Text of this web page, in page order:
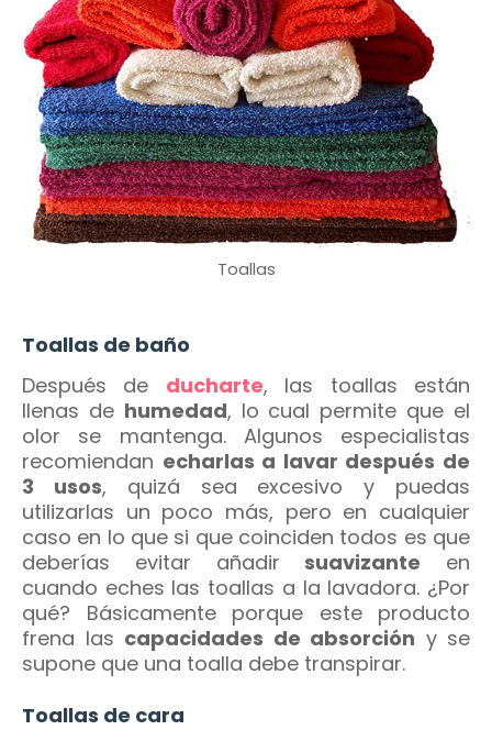
Toallas
Toallas de baño
Después de ducharte, las toallas están
llenas de humedad, lo cual permite que el
olor se mantenga. Algunos especialistas
recomiendan echarlas a lavar después de
3 usos, quizá sea excesivo y puedas
utilizarlas un poco más, pero en cualquier
caso en lo que si que coinciden todos es que
deberías evitar añadirsuavizante en
cuando eches las toallas a la lavadora. ¿Por
qué? Básicamente porque este producto
frena las capacidades de absorción y se
supone que una toalla debe transpirar.
Toallas de cara